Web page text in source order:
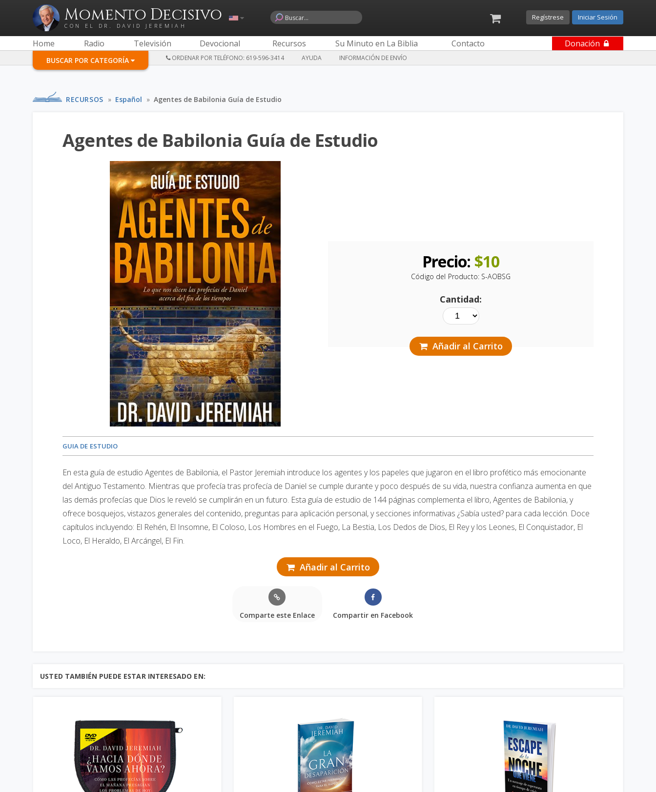
Momento Decisivo
CON EL DR. DAVID JEREMIAH
Regístrese Iniciar Sesión
Home Radio Televisión Devocional Recursos Su Minuto en La Biblia Contacto Donación
BUSCAR POR CATEGORÍA ORDENAR POR TELÉFONO: 619-596-3414 AYUDA INFORMACIÓN DE ENVÍO
RECURSOS » Español » Agentes de Babilonia Guía de Estudio
Agentes de Babilonia Guía de Estudio
Precio: $10
Código del Producto: S-AOBSG
Cantidad:
Añadir al Carrito
GUIA DE ESTUDIO
En esta guía de estudio Agentes de Babilonia, el Pastor Jeremiah introduce los agentes y los papeles que jugaron en el libro profético más emocionante
del Antiguo Testamento. Mientras que profecía tras profecía de Daniel se cumple durante y poco después de su vida, nuestra confianza aumenta en que
las demás profecías que Dios le reveló se cumplirán en un futuro. Esta guía de estudio de 144 páginas complementa el libro, Agentes de Babilonia, y
ofrece bosquejos, vistazos generales del contenido, preguntas para aplicación personal, y secciones informativas ¿Sabía usted? para cada lección. Doce
capítulos incluyendo: El Rehén, El Insomne, El Coloso, Los Hombres en el Fuego, La Bestia, Los Dedos de Dios, El Rey y los Leones, El Conquistador, El
Loco, El Heraldo, El Arcángel, El Fin.
Añadir al Carrito
Comparte este Enlace Compartir en Facebook
USTED TAMBIÉN PUEDE ESTAR INTERESADO EN: